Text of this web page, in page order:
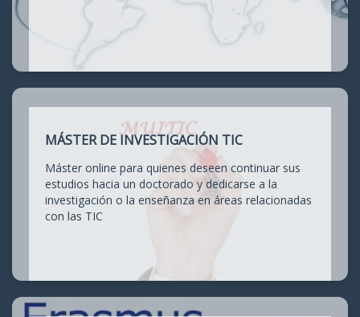
MÁSTER DE INVESTIGACIÓN TIC
Máster online para quienes deseen continuar sus
estudios hacia un doctorado y dedicarse a la
investigación o la enseñanza en áreas relacionadas
con las TIC